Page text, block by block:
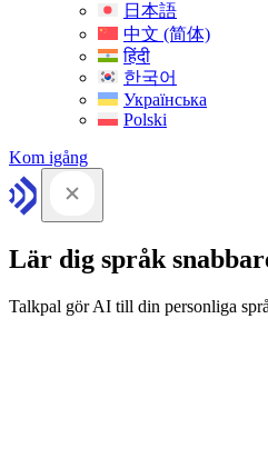
日本語
中文 (简体)
हिंदी
한국어
Українська
Polski
Kom igång
Lär dig språk
Talkpal gör AI till din personliga